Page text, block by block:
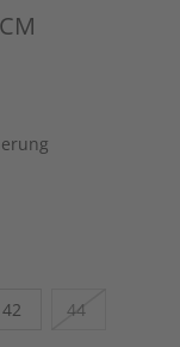
42 44